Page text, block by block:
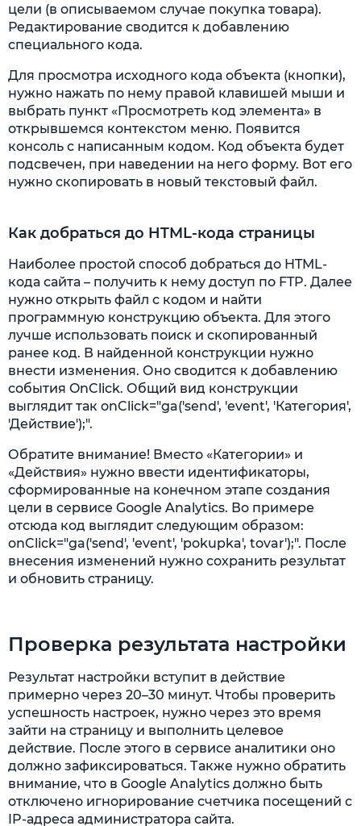
цели (в описываемом случае покупка товара).
Редактирование сводится к добавлению
специального кода.
Для просмотра исходного кода объекта (кнопки),
нужно нажать по нему правой клавишей мыши и
выбрать пункт «Просмотреть код элемента» в
открывшемся контекстом меню. Появится
консоль с написанным кодом. Код объекта будет
подсвечен, при наведении на него форму. Вот его
нужно скопировать в новый текстовый файл.
Как добраться до HTML-кода страницы
Наиболее простой способ добраться до HTML-
кода сайта – получить к нему доступ по FTP. Далее
нужно открыть файл с кодом и найти
программную конструкцию объекта. Для этого
лучше использовать поиск и скопированный
ранее код. В найденной конструкции нужно
внести изменения. Оно сводится к добавлению
события OnClick. Общий вид конструкции
выглядит так onClick="ga('send', 'event', 'Категория',
'Действие');".
Обратите внимание! Вместо «Категории» и
«Действия» нужно ввести идентификаторы,
сформированные на конечном этапе создания
цели в сервисе Google Analytics. Во примере
отсюда код выглядит следующим образом:
onClick="ga('send', 'event', 'pokupka', tovar');". После
внесения изменений нужно сохранить результат
и обновить страницу.
Проверка результата настройки
Результат настройки вступит в действие
примерно через 20–30 минут. Чтобы проверить
успешность настроек, нужно через это время
зайти на страницу и выполнить целевое
действие. После этого в сервисе аналитики оно
должно зафиксироваться. Также нужно обратить
внимание, что в Google Analytics должно быть
отключено игнорирование счетчика посещений с
IP-адреса администратора сайта.